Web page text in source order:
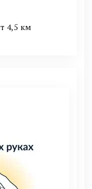
4,5 км